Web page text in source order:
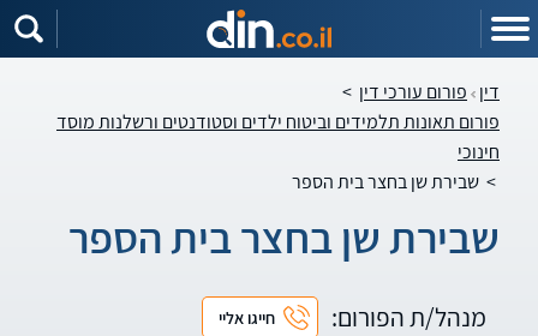
דין פורום עורכי דין >
פורום תאונות תלמידים וביטוח ילדים וסטודנטים ורשלנות מוסד
חינוכי
> שבירת שן בחצר בית הספר
שבירת שן בחצר בית הספר
מנהל/ת הפורום: חייגו אליי